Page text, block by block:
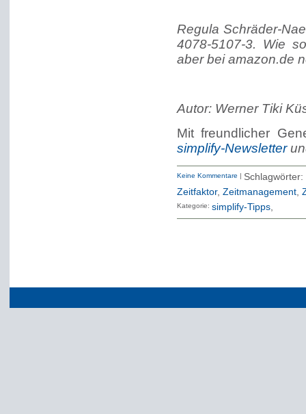
Regula Schräder-
4078-5107-3. Wie
aber bei amazon.de
Autor: Werner Tiki
Mit freundlicher
simplify-Newsletter
Keine Kommentare |
Zeitfaktor, Zeitmanagement,
Kategorie: simplify-Tipps